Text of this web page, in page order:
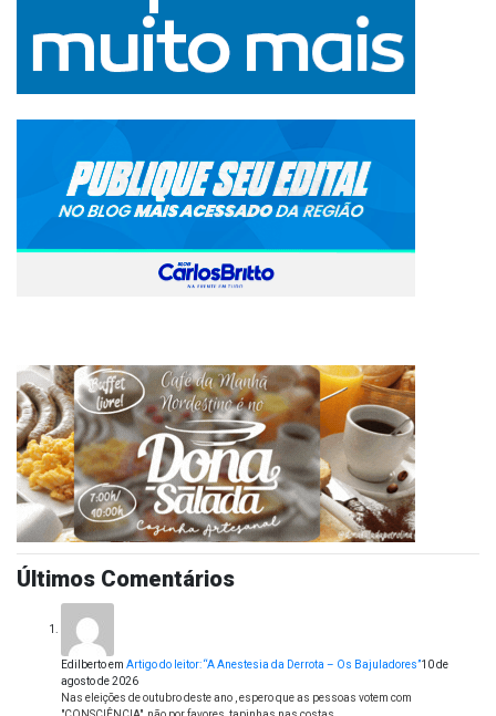
Últimos Comentários
Edilbertoem Artigo do leitor: “A Anestesia da Derrota – Os Bajuladores”10 de
agosto de 2026
Nas eleições de outubro deste ano , espero que as pessoas votem com